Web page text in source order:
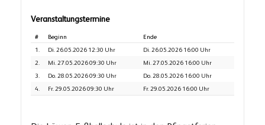
Veranstaltungstermine
# Beginn
Ende
1.
Di. 26.05.2026 12:30 Uhr
Di. 26.05.2026 16:00 Uhr
2.
Mi. 27.05.2026 09:30 Uhr
Mi. 27.05.2026 16:00 Uhr
3.
Do. 28.05.2026 09:30 Uhr
Do. 28.05.2026 16:00 Uhr
4.
Fr. 29.05.2026 09:30 Uhr Fr. 29.05.2026 16:00 Uhr